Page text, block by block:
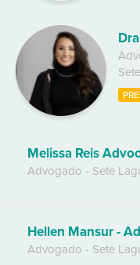
Melissa Reis
Advogado - Sete
Hellen Mansur -
Advogado - Sete